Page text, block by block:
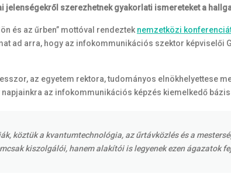
jelenségekről szerezhetnek gyakorlati ismereteket a
és az űrben” mottóval rendezteknemzetközi
ad arra, hogy az infokommunikációs szektor képviselői
az egyetem rektora, tudományos elnökhelyettese
az infokommunikációs képzés kiemelkedő
köztük a kvantumtechnológia, az űrtávközlés és a
kiszolgálói, hanem alakítói is legyenek ezen ágazatok